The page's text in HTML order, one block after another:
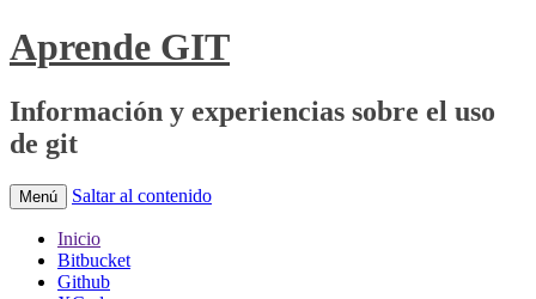
Aprende GIT
Información y experiencias sobre el uso
de git
Menú Saltar al contenido
Inicio
Bitbucket
Github